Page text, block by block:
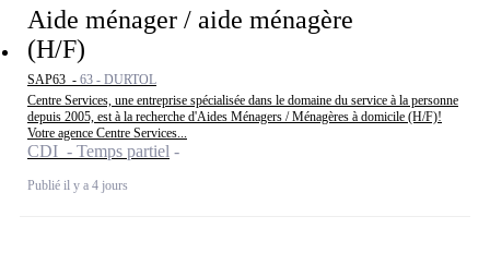
Aide ménager / aide ménagère
(H/F)
SAP63 - 63 - DURTOL
Centre Services, une entreprise spécialisée dans le domaine du service à la personne
depuis 2005, est à la recherche d'Aides Ménagers / Ménagères à domicile (H/F)!
Votre agence Centre Services...
CDI - Temps partiel
Publié il y a 4 jours